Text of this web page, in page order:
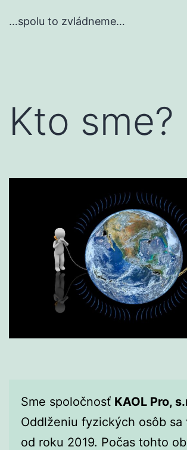
na
…spolu to zvládneme…
Kto sme?
Sme spoločnosť KAOL Pro,
Oddlženiu fyzických osôb sa
od roku 2019. Počas tohto